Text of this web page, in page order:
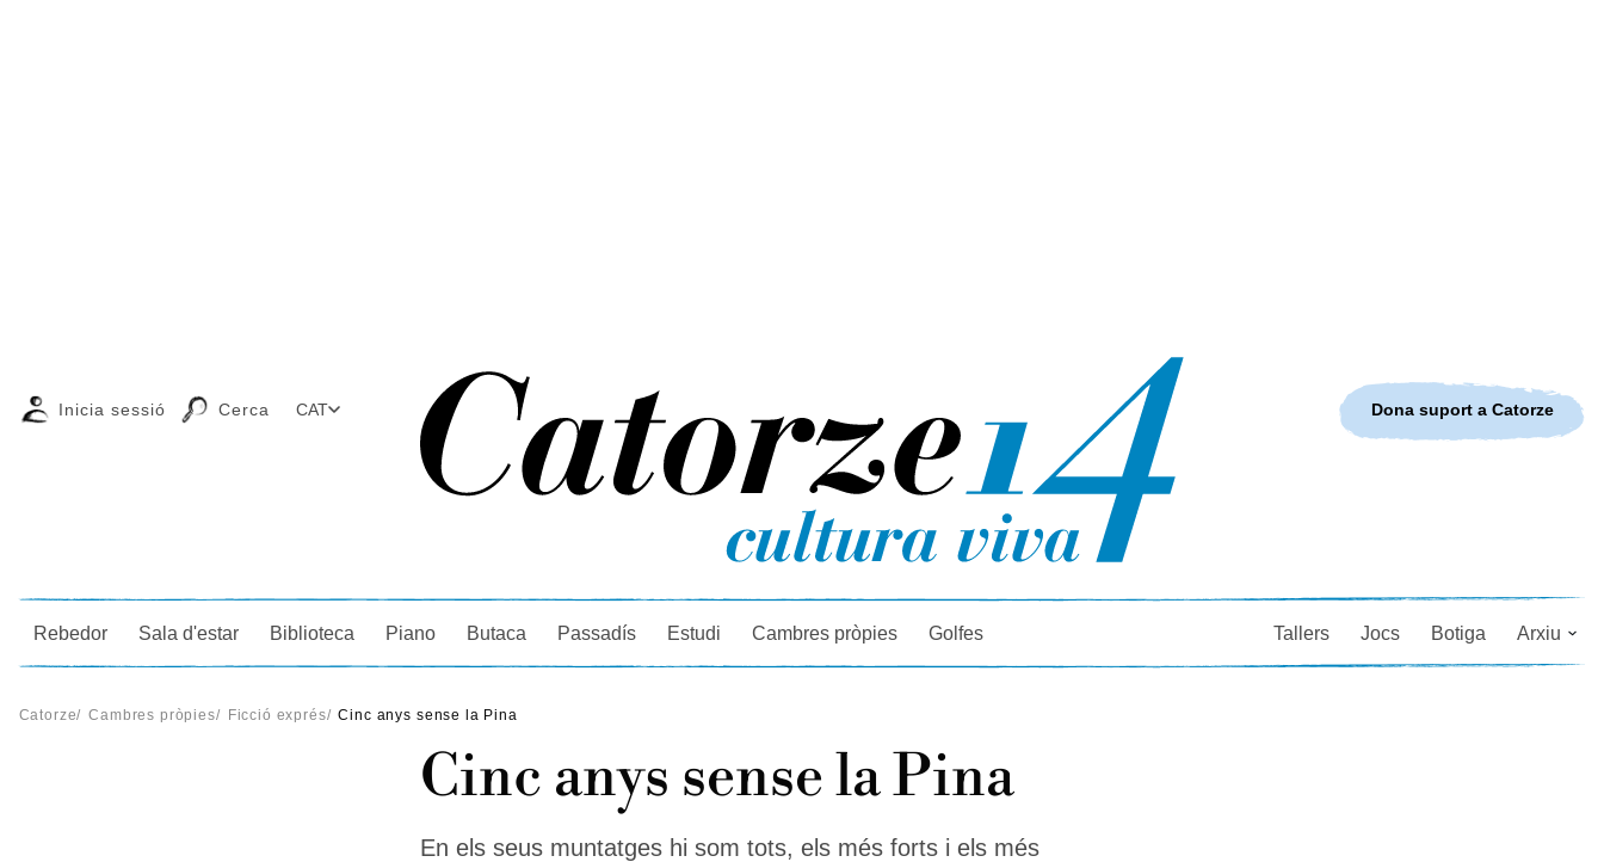
Cercador
Inicia sessió Cerca CAT
Rebedor Sala d'estar Biblioteca Piano Butaca Passadís Estudi Cambres pròpies Golfes Tallers Jocs Botiga Arxiu
Dona suport a Catorze
Catorze/ Cambres pròpies/ Ficció exprés/ Cinc anys sense la Pina
Cinc anys sense la Pina
En els seus muntatges hi som tots, els més forts i els més